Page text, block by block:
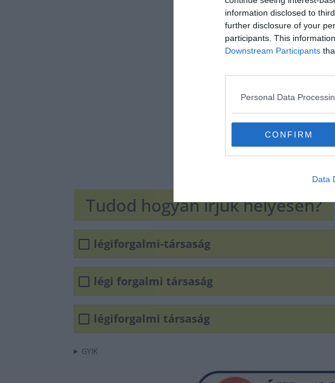
information disclosed to
further disclosure of your
participants. This
Downstream Participants
Personal Data
CONFIRM
Data
Tudod hogyan írjuk helyesen?
légiforgalmi-társaság
légi forgalmi társaság
légiforgalmi társaság
GYIK